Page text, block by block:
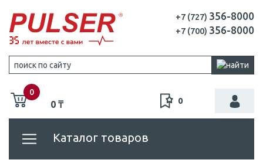
+7 (727) 356-8000
+7 (700) 356-8000
0
0 ₸ 0
Каталог товаров